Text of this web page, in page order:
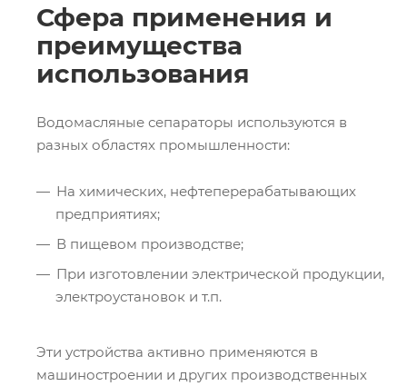
Сфера применения и
преимущества
использования
Водомасляные сепараторы используются в
разных областях промышленности:
На химических, нефтеперерабатывающих
предприятиях;
В пищевом производстве;
При изготовлении электрической продукции,
электроустановок и т.п.
Эти устройства активно применяются в
машиностроении и других производственных